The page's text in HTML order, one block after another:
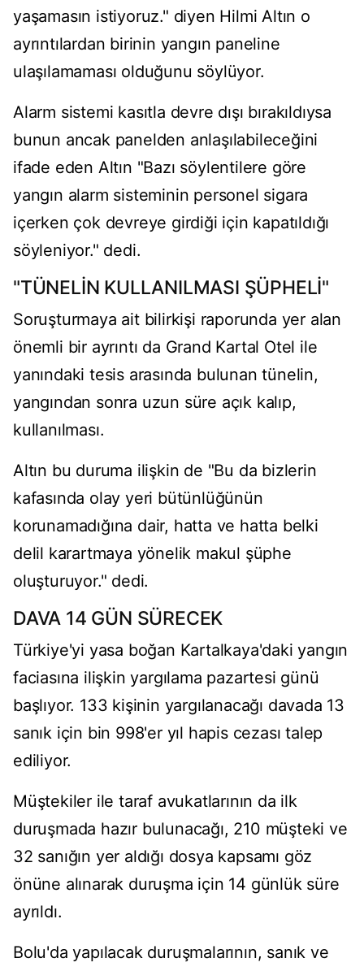
yaşamasın istiyoruz." diyen Hilmi Altın o
ayrıntılardan birinin yangın paneline
ulaşılamaması olduğunu söylüyor.
Alarm sistemi kasıtla devre dışı bırakıldıysa
bunun ancak panelden anlaşılabileceğini
ifade eden Altın "Bazı söylentilere göre
yangın alarm sisteminin personel sigara
içerken çok devreye girdiği için kapatıldığı
söyleniyor." dedi.
"TÜNELİN KULLANILMASI ŞÜPHELİ"
Soruşturmaya ait bilirkişi raporunda yer alan
önemli bir ayrıntı da Grand Kartal Otel ile
yanındaki tesis arasında bulunan tünelin,
yangından sonra uzun süre açık kalıp,
kullanılması.
Altın bu duruma ilişkin de "Bu da bizlerin
kafasında olay yeri bütünlüğünün
korunamadığına dair, hatta ve hatta belki
delil karartmaya yönelik makul şüphe
oluşturuyor." dedi.
DAVA 14 GÜN SÜRECEK
Türkiye'yi yasa boğan Kartalkaya'daki yangın
faciasına ilişkin yargılama pazartesi günü
başlıyor. 133 kişinin yargılanacağı davada 13
sanık için bin 998'er yıl hapis cezası talep
ediliyor.
Müştekiler ile taraf avukatlarının da ilk
duruşmada hazır bulunacağı, 210 müşteki ve
32 sanığın yer aldığı dosya kapsamı göz
önüne alınarak duruşma için 14 günlük süre
ayrıldı.
Bolu'da yapılacak duruşmalarının, sanık ve